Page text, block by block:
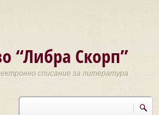
“Либра Скорп”
списание за литература
Търси